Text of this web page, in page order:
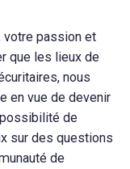
votre passion et
que les lieux de
nous
en vue de devenir
de
sur des questions
de